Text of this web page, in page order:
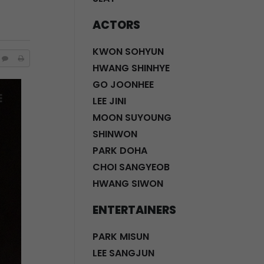
ACTORS
KWON SOHYUN
HWANG SHINHYE
GO JOONHEE
LEE JINI
MOON SUYOUNG
SHINWON
PARK DOHA
CHOI SANGYEOB
HWANG SIWON
ENTERTAINERS
PARK MISUN
LEE SANGJUN